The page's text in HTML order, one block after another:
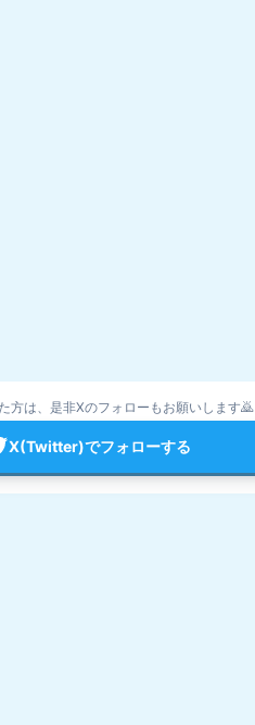
方は、是非Xのフォローもお願いします🙇
X(Twitter)でフォローする